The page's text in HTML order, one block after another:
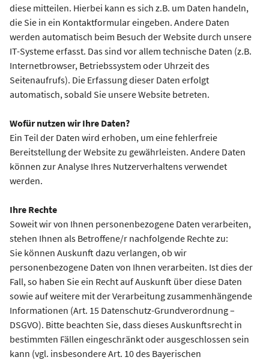
diese mitteilen. Hierbei kann es sich z.B. um Daten handeln,
die Sie in ein Kontaktformular eingeben. Andere Daten
werden automatisch beim Besuch der Website durch unsere
IT-Systeme erfasst. Das sind vor allem technische Daten (z.B.
Internetbrowser, Betriebssystem oder Uhrzeit des
Seitenaufrufs). Die Erfassung dieser Daten erfolgt
automatisch, sobald Sie unsere Website betreten.
Wofür nutzen wir Ihre Daten?
Ein Teil der Daten wird erhoben, um eine fehlerfreie
Bereitstellung der Website zu gewährleisten. Andere Daten
können zur Analyse Ihres Nutzerverhaltens verwendet
werden.
Ihre Rechte
Soweit wir von Ihnen personenbezogene Daten verarbeiten,
stehen Ihnen als Betroffene/r nachfolgende Rechte zu:
Sie können Auskunft dazu verlangen, ob wir
personenbezogene Daten von Ihnen verarbeiten. Ist dies der
Fall, so haben Sie ein Recht auf Auskunft über diese Daten
sowie auf weitere mit der Verarbeitung zusammenhängende
Informationen (Art. 15 Datenschutz-Grundverordnung –
DSGVO). Bitte beachten Sie, dass dieses Auskunftsrecht in
bestimmten Fällen eingeschränkt oder ausgeschlossen sein
kann (vgl. insbesondere Art. 10 des Bayerischen